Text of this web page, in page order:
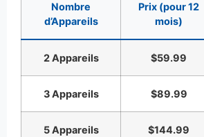
Nombre
d’Appareils
Prix (pour 12
mois)
2 Appareils $59.99
3 Appareils $89.99
5 Appareils $144.99